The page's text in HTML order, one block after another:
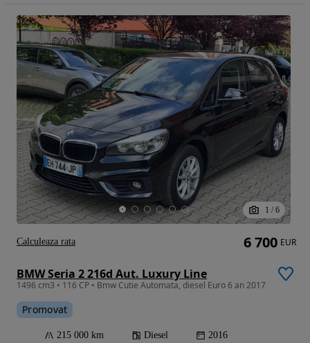
1 / 6
BMW Seria 2 216d Aut. Luxury Line
1496 cm3 • 116 CP • Bmw Cutie Automata, diesel Euro 6 an 2017
Promovat
215 000 km Diesel 2016
6 700 EUR
Calculeaza rata